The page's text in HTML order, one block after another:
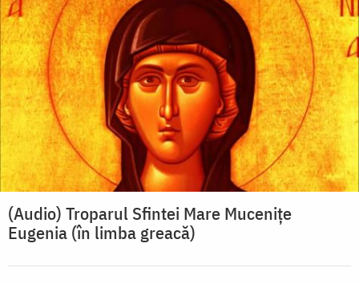
(Audio) Troparul Sfintei Mare Muceniţe
Eugenia (în limba greacă)